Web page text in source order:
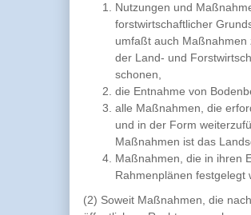
Nutzungen und
forstwirtschaftlicher
umfaßt auch Maßnahmen
der Land- und
schonen,
die Entnahme von
alle Maßnahmen, die
und in der Form
Maßnahmen ist das
Maßnahmen, die in ihren
Rahmenplänen festgelegt
(2) Soweit Maßnahmen, die